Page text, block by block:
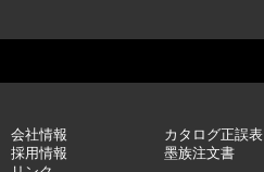
会社情報
採用情報
カタログ正誤表
墨族注文書